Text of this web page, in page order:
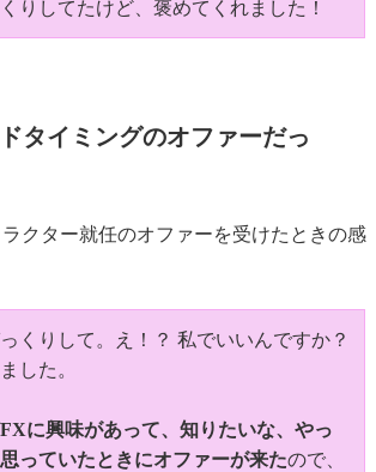
りしてたけど、褒めてくれました！
タイミングのオファーだっ
クター就任のオファーを受けたときの感
くりして。え！？ 私でいいんですか？
した。
に興味があって、知りたいな、やっ
っていたときにオファーが来たので、